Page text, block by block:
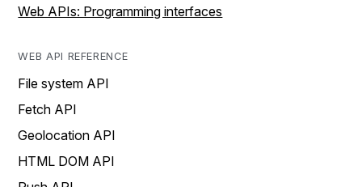
Web APIs: Programming interfaces
WEB API REFERENCE
File system API
Fetch API
Geolocation API
HTML DOM API